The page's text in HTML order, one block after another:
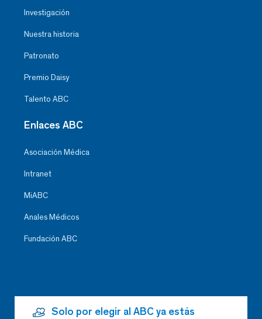
Investigación
Nuestra historia
Patronato
Premio Daisy
Talento ABC
Enlaces ABC
Asociación Médica
Intranet
MiABC
Anales Médicos
Fundación ABC
Solo por elegir al ABC ya estás